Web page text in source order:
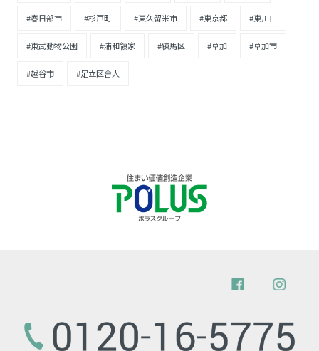
#春日部市 #杉戸町 #東久留米市 #東京都 #東川口
#東武動物公園 #浦和領家 #練馬区 #草加 #草加市
#越谷市 #足立区舎人